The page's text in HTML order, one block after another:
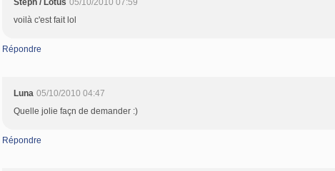
Steph / Lotus 05/10/2010 07:59
voilà c'est fait lol
Répondre
Luna 05/10/2010 04:47
Quelle jolie façn de demander :)
Répondre